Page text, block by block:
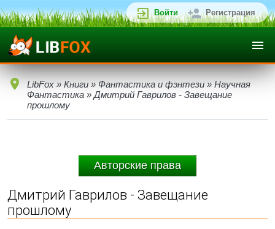
Войти Регистрация
LibFox » Книги » Фантастика и фэнтези » Научная
Фантастика » Дмитрий Гаврилов - Завещание
прошлому
Авторские права
Дмитрий Гаврилов - Завещание
прошлому